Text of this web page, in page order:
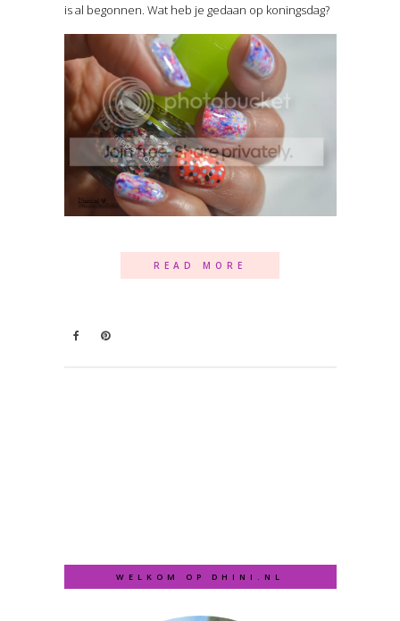
is al begonnen. Wat heb je gedaan op koningsdag?
READ MORE
WELKOM OP DHINI.NL